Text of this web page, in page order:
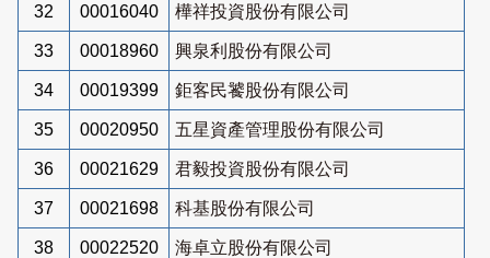
32 00016040 樺祥投資股份有限公司
33 00018960 興泉利股份有限公司
34 00019399 鉅客民饕股份有限公司
35 00020950 五星資產管理股份有限公司
36 00021629 君毅投資股份有限公司
37 00021698 科基股份有限公司
38 00022520 海卓立股份有限公司